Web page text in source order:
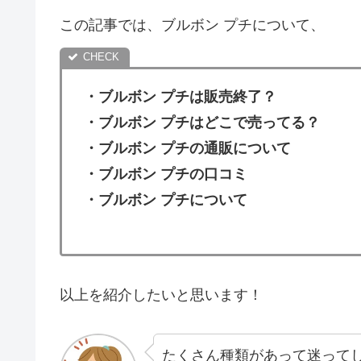
この記事では、ブルボン プチについて、
・ブルボン プチは販売終了？
・ ブルボン プチはどこで売ってる？
・ブルボン プチの通販について
・ ブルボン プチの口コミ
・ブルボン プチについて
以上を紹介したいと思います！
たくさん種類があって迷って